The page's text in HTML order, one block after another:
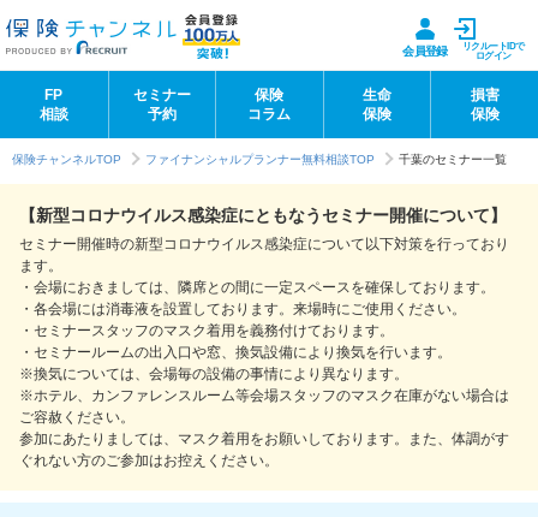
会員登録
リクルートIDで
ログイン
FP
相談
セミナー
予約
保険
コラム
生命
保険
損害
保険
保険チャンネルTOP ファイナンシャルプランナー無料相談TOP 千葉のセミナー一覧
【新型コロナウイルス感染症にともなうセミナー開催について】
セミナー開催時の新型コロナウイルス感染症について以下対策を行っており
ます。
・会場におきましては、隣席との間に一定スペースを確保しております。
・各会場には消毒液を設置しております。来場時にご使用ください。
・セミナースタッフのマスク着用を義務付けております。
・セミナールームの出入口や窓、換気設備により換気を行います。
※換気については、会場毎の設備の事情により異なります。
※ホテル、カンファレンスルーム等会場スタッフのマスク在庫がない場合は
ご容赦ください。
参加にあたりましては、マスク着用をお願いしております。また、体調がす
ぐれない方のご参加はお控えください。